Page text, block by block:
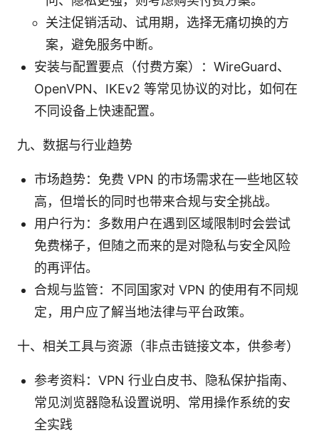
关注促销活动、试用期，选择无痛切换的方
案，避免服务中断。
安装与配置要点（付费方案）：WireGuard、
OpenVPN、IKEv2 等常见协议的对比，如何在
不同设备上快速配置。
九、数据与行业趋势
市场趋势：免费 VPN 的市场需求在一些地区较
高，但增长的同时也带来合规与安全挑战。
用户行为：多数用户在遇到区域限制时会尝试
免费梯子，但随之而来的是对隐私与安全风险
的再评估。
合规与监管：不同国家对 VPN 的使用有不同规
定，用户应了解当地法律与平台政策。
十、相关工具与资源（非点击链接文本，供参考）
参考资料：VPN 行业白皮书、隐私保护指南、
常见浏览器隐私设置说明、常用操作系统的安
全实践